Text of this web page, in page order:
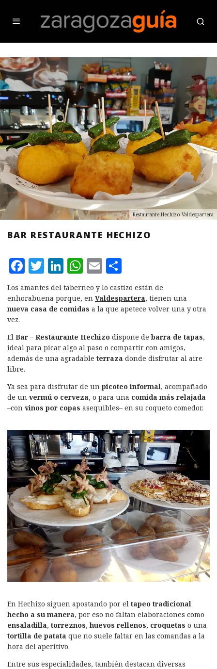
Restaurante Hechizo Valdespartera
BAR RESTAURANTE HECHIZO
F
a
c
e
o
o
T
w
it
te
L
i
n
k
d
I
W
h
at
s
p
p
E
m
ai
l
o
m
p
rt
ir
Los amantes del taberneo y lo castizo están de
enhorabuena porque, en Valdespartera, tienen una
nueva casa de comidas a la que apetece volver una y otra
vez.
El Bar – Restaurante Hechizo dispone debarra de tapas,
ideal para picar algo al paso o compartir con amigos,
además de una agradable terraza donde disfrutar al aire
libre.
Ya sea para disfrutar de un picoteo informal, acompañado
de un vermú o cerveza, o para una comida más relajada
–con vinos por copas asequibles– en su coqueto comedor.
En Hechizo siguen apostando por el tapeo tradicional
hecho a su manera, por eso no faltan elaboraciones como
ensaladilla, torreznos,huevos rellenos, croquetas o una
tortilla de patata que no suele faltar en las comandas a la
hora del aperitivo.
Entre sus especialidades, también destacan diversas